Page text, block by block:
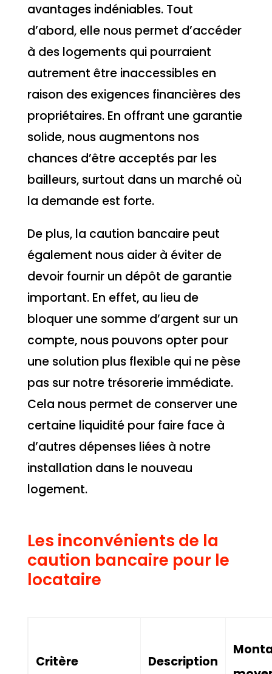
avantages indéniables. Tout
d’abord, elle nous permet d’accéder
à des logements qui pourraient
autrement être inaccessibles en
raison des exigences financières des
propriétaires. En offrant une garantie
solide, nous augmentons nos
chances d’être acceptés par les
bailleurs, surtout dans un marché où
la demande est forte.
De plus, la caution bancaire peut
également nous aider à éviter de
devoir fournir un dépôt de garantie
important. En effet, au lieu de
bloquer une somme d’argent sur un
compte, nous pouvons opter pour
une solution plus flexible qui ne pèse
pas sur notre trésorerie immédiate.
Cela nous permet de conserver une
certaine liquidité pour faire face à
d’autres dépenses liées à notre
installation dans le nouveau
logement.
Les inconvénients de la
caution bancaire pour le
locataire
Critère Description